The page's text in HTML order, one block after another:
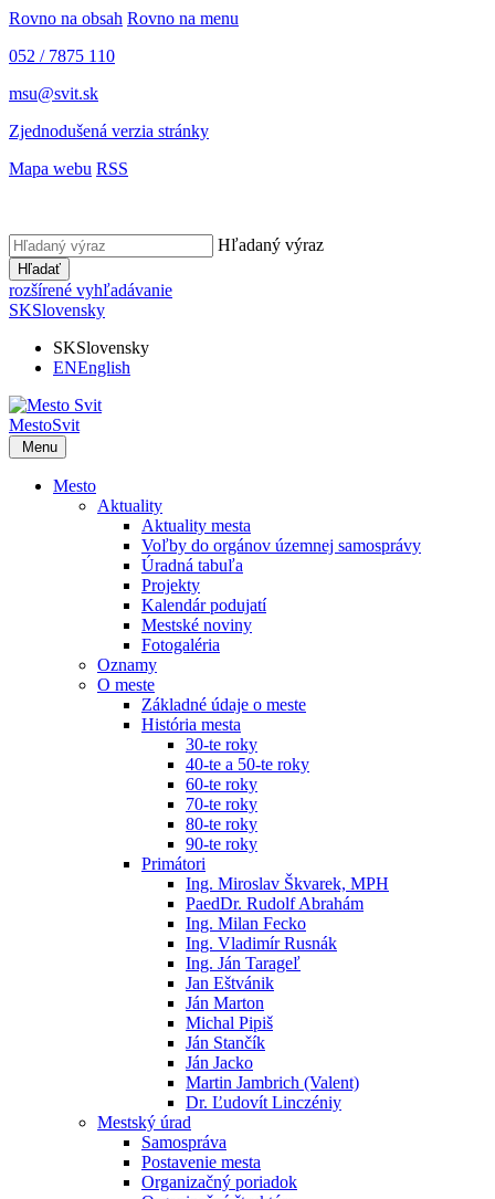
Rovno na obsah Rovno na menu
052 / 7875 110
msu@svit.sk
Zjednodušená verzia stránky
Mapa webu RSS
Hľadaný výraz
Hľadať
rozšírené vyhľadávanie
SKSlovensky
SKSlovensky
ENEnglish
MestoSvit
Menu
Mesto
Aktuality
Aktuality mesta
Voľby do orgánov územnej samosprávy
Úradná tabuľa
Projekty
Kalendár podujatí
Mestské noviny
Fotogaléria
Oznamy
O meste
Základné údaje o meste
História mesta
30-te roky
40-te a 50-te roky
60-te roky
70-te roky
80-te roky
90-te roky
Primátori
Ing. Miroslav Škvarek, MPH
PaedDr. Rudolf Abrahám
Ing. Milan Fecko
Ing. Vladimír Rusnák
Ing. Ján Tarageľ
Jan Eštvánik
Ján Marton
Michal Pipiš
Ján Stančík
Ján Jacko
Martin Jambrich (Valent)
Dr. Ľudovít Linczéniy
Mestský úrad
Samospráva
Postavenie mesta
Organizačný poriadok